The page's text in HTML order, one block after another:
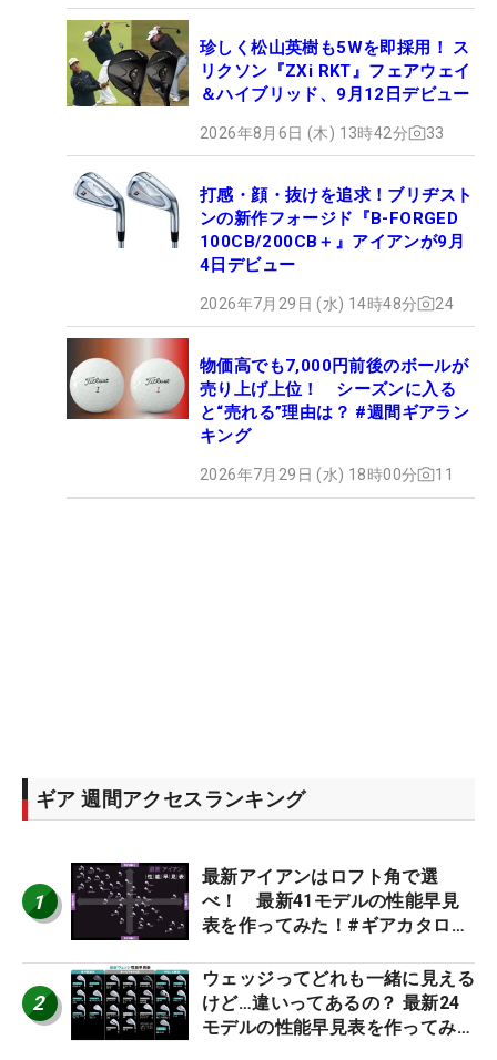
珍しく松山英樹も5Wを即採用！ ス
リクソン『ZXi RKT』フェアウェイ
＆ハイブリッド、9月12日デビュー
2026年8月6日 (木) 13時42分 33
打感・顔・抜けを追求！ブリヂスト
ンの新作フォージド『B-FORGED
100CB/200CB＋』アイアンが9月
4日デビュー
2026年7月29日 (水) 14時48分 24
物価高でも7,000円前後のボールが
売り上げ上位！ シーズンに入る
と“売れる”理由は？ #週間ギアラン
キング
2026年7月29日 (水) 18時00分 11
ギア 週間アクセスランキング
1
最新アイアンはロフト角で選
べ！ 最新41モデルの性能早見
表を作ってみた！#ギアカタログ
2
ウェッジってどれも一緒に見える
けど…違いってあるの？ 最新24
モデルの性能早見表を作ってみ